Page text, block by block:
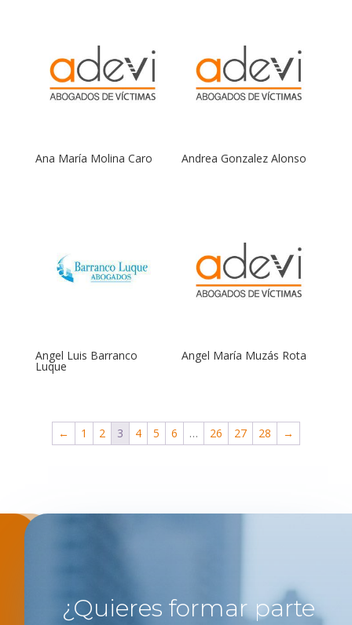
Ana María Molina Caro Andrea Gonzalez Alonso
Angel Luis Barranco
Luque
Angel María Muzás Rota
← 1 2 3 4 5 6 … 26 27 28 →
¿Quieres formar parte